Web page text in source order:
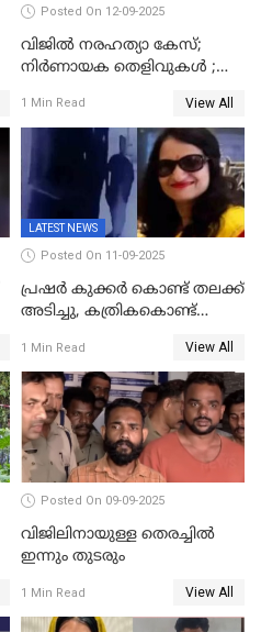
Posted On 12-09-2025
വിജിൽ നരഹത്യാ കേസ്;
നിർണായക തെളിവുകൾ ;
താടിയെല്ലും ലഭിച്ചു
1 Min Read View All
LATEST NEWS
Posted On 11-09-2025
പ്രഷർ കുക്കർ കൊണ്ട് തലക്ക്
അടിച്ചു, കത്രികകൊണ്ട്
കൊലപ്പെടുത്തി; 5 പവൻ
സ്വർണ്ണവും ഒരു ലക്ഷം
രൂപയും കാണാതായി
1 Min Read View All
Posted On 09-09-2025
വിജിലിനായുള്ള തെരച്ചിൽ
ഇന്നും തുടരും
1 Min Read View All